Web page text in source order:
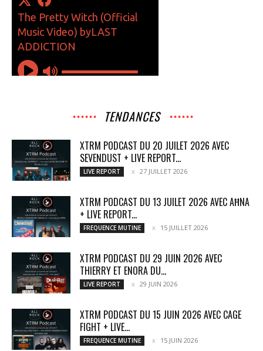
TENDANCES
XTRM PODCAST DU 20 JUILET 2026 AVEC
SEVENDUST + LIVE REPORT...
LIVE REPORT 27 JUILLET 2026
XTRM PODCAST DU 13 JUILET 2026 AVEC AĦNA
+ LIVE REPORT...
FREQUENCE MUTINE 15 JUILLET 2026
XTRM PODCAST DU 29 JUIN 2026 AVEC
THIERRY ET ENORA DU...
LIVE REPORT 29 JUIN 2026
XTRM PODCAST DU 15 JUIN 2026 AVEC CAGE
FIGHT + LIVE...
FREQUENCE MUTINE 15 JUIN 2026